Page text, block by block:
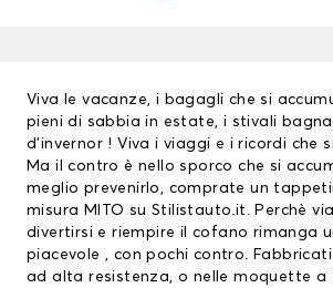
Viva le vacanze, i bagagli che si
pieni di sabbia in estate, i stivali
d’invernor ! Viva i viaggi e i ricordi che
Ma il contro è nello sporco che si
meglio prevenirlo, comprate un
misura MITO su Stilistauto.it. Perchè
divertirsi e riempire il cofano rimanga
piacevole , con pochi contro.
ad alta resistenza, o nelle moquette